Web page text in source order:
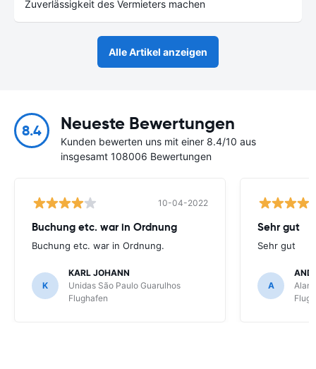
Zuverlässigkeit des Vermieters machen
Alle Artikel anzeigen
8.4 Neueste Bewertungen
Kunden bewerten uns mit einer 8.4/10 aus
insgesamt 108006 Bewertungen
10-04-2022
Buchung etc. war in Ordnung
Buchung etc. war in Ordnung.
K
KARL JOHANN
Unidas São Paulo Guarulhos
Flughafen
Sehr gut
Sehr gut
A